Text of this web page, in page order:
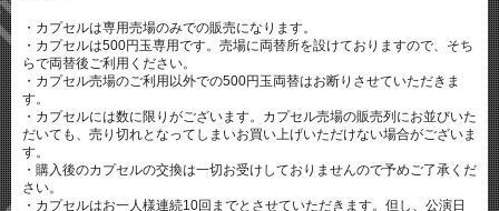
・カプセルは専用売場のみでの販売になります。
・カプセルは500円玉専用です。売場に両替所を設けておりますので、そち
らで両替後ご利用ください。
・カプセル売場のご利用以外での500円玉両替はお断りさせていただきま
す。
・カプセルには数に限りがございます。カプセル売場の販売列にお並びいた
だいても、売り切れとなってしまいお買い上げいただけない場合がございま
す。
・購入後のカプセルの交換は一切お受けしておりませんので予めご了承くだ
さい。
・カプセルはお一人様連続10回までとさせていただきます。但し、公演日